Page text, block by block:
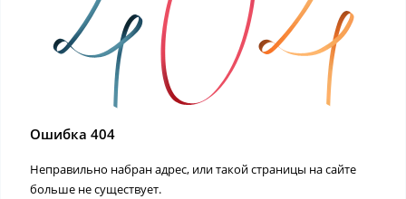
Ошибка 404
Неправильно набран адрес, или такой страницы на сайте
больше не существует.